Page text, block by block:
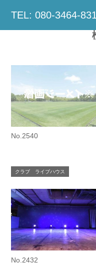
TEL: 080-3464-
No.2540
クラブ ライブハウス
No.2432